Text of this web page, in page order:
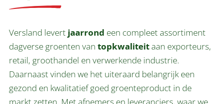
Versland levert jaarrond een compleet assortiment
dagverse groenten van topkwaliteitaan exporteurs,
retail, groothandel en verwerkende industrie.
Daarnaast vinden we het uiteraard belangrijk een
gezond en kwalitatief goed groenteproduct in de